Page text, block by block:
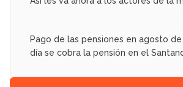
Pago de las pensiones en agosto de
día se cobra la pensión en el